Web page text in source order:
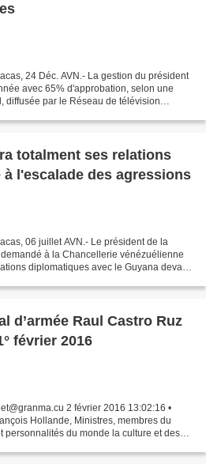
24 Déc. AVN.- La gestion du président
avec 65% d'approbation, selon une
diffusée par le Réseau de télévision
totalment ses relations
à l'escalade des agressions
06 juillet AVN.- Le président de la
à la Chancellerie vénézuélienne
diplomatiques avec le Guyana devant
d’armée Raul Castro Ruz
février 2016
2 février 2016 13:02:16 •
Hollande, Ministres, membres du
personnalités du monde la culture et des